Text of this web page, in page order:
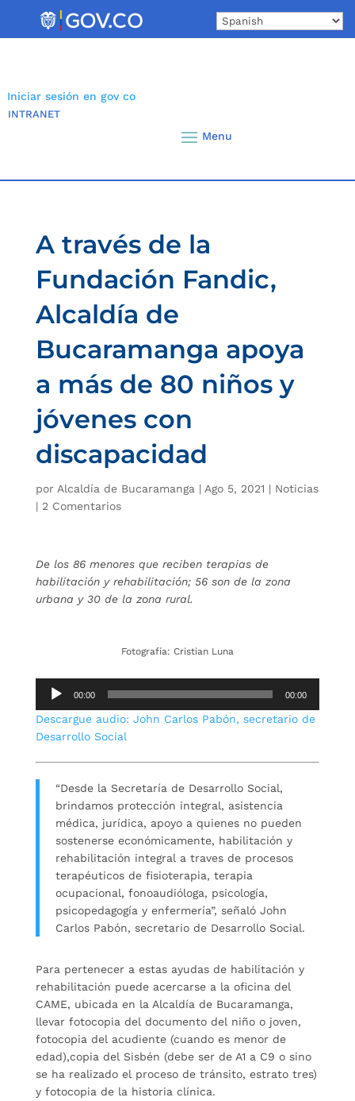
Iniciar sesión en gov co
INTRANET
A través de la
Fundación Fandic,
Alcaldía de
Bucaramanga apoya
a más de 80 niños y
jóvenes con
discapacidad
por Alcaldía de Bucaramanga | Ago 5, 2021 | Noticias
| 2 Comentarios
De los 86 menores que reciben terapias de
habilitación y rehabilitación; 56 son de la zona
urbana y 30 de la zona rural.
Fotografía: Cristian Luna
Reproductor
audio
00:00 00:00
Descargue audio: John Carlos Pabón, secretario de
Desarrollo Social
“Desde la Secretaría de Desarrollo Social,
brindamos protección integral, asistencia
médica, jurídica, apoyo a quienes no pueden
sostenerse económicamente, habilitación y
rehabilitación integral a traves de procesos
terapéuticos de fisioterapia, terapia
ocupacional, fonoaudióloga, psicología,
psicopedagogía y enfermería”, señaló John
Carlos Pabón, secretario de Desarrollo Social.
Para pertenecer a estas ayudas de habilitación y
rehabilitación puede acercarse a la oficina del
CAME, ubicada en la Alcaldía de Bucaramanga,
llevar fotocopia del documento del niño o joven,
fotocopia del acudiente (cuando es menor de
edad),copia del Sisbén (debe ser de A1 a C9 o sino
se ha realizado el proceso de tránsito, estrato tres)
y fotocopia de la historia clínica.